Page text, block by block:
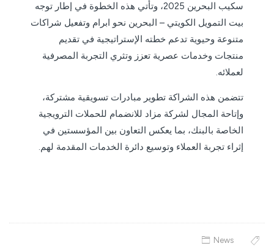
سكيب البحرين 2025، وتأتي هذه الخطوة في إطار توجه
بيت التمويل الكويتي – البحرين نحو ابرام وتفعيل شراكات
متنوعة وحيوية تدعم خطته الإستراتيجية في تقديم
منتجات وخدمات عصرية تعزز وتثري التجربة المصرفية
لعملائه.
تتضمن هذه الشراكة تطوير مبادرات تسويقية مشتركة،
وإتاحة المجال لشركة مزاد للانضمام للحملات الترويجية
الخاصة بالبنك، بما يعكس التعاون بين المؤسستين في
إثراء تجربة العملاء وتوسيع دائرة الخدمات المقدمة لهم.
News